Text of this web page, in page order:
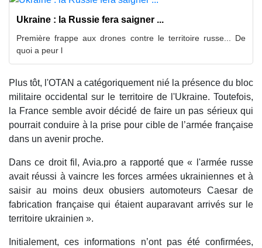
Ukraine : la Russie fera saigner ...
Première frappe aux drones contre le territoire russe... De
quoi a peur l
Plus tôt, l'OTAN a catégoriquement nié la présence du bloc
militaire occidental sur le territoire de l'Ukraine. Toutefois,
la France semble avoir décidé de faire un pas sérieux qui
pourrait conduire à la prise pour cible de l’armée française
dans un avenir proche.
Dans ce droit fil, Avia.pro a rapporté que « l'armée russe
avait réussi à vaincre les forces armées ukrainiennes et à
saisir au moins deux obusiers automoteurs Caesar de
fabrication française qui étaient auparavant arrivés sur le
territoire ukrainien ».
Initialement, ces informations n’ont pas été confirmées,